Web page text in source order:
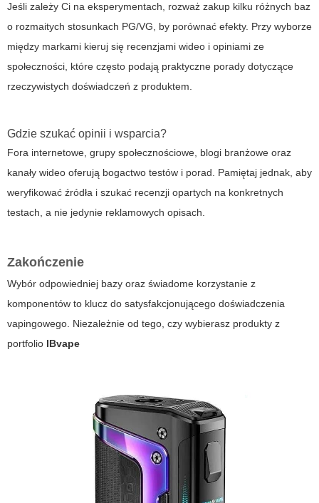
Jeśli zależy Ci na eksperymentach, rozważ zakup kilku różnych baz
o rozmaitych stosunkach PG/VG, by porównać efekty. Przy wyborze
między markami kieruj się recenzjami wideo i opiniami ze
społeczności, które często podają praktyczne porady dotyczące
rzeczywistych doświadczeń z produktem.
Gdzie szukać opinii i wsparcia?
Fora internetowe, grupy społecznościowe, blogi branżowe oraz
kanały wideo oferują bogactwo testów i porad. Pamiętaj jednak, aby
weryfikować źródła i szukać recenzji opartych na konkretnych
testach, a nie jedynie reklamowych opisach.
Zakończenie
Wybór odpowiedniej bazy oraz świadome korzystanie z
komponentów to klucz do satysfakcjonującego doświadczenia
vapingowego. Niezależnie od tego, czy wybierasz produkty z
portfolio IBvape